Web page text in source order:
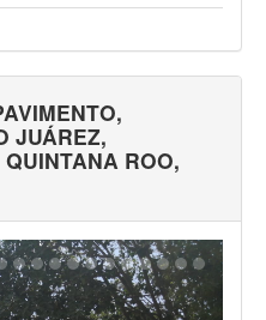
JUÁREZ,
ROO,